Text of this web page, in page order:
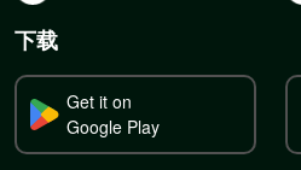
下载
Get it on
Google Play